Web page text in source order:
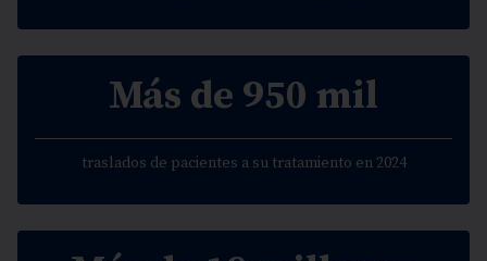
Más de 950 mil
traslados de pacientes a su tratamiento en 2024